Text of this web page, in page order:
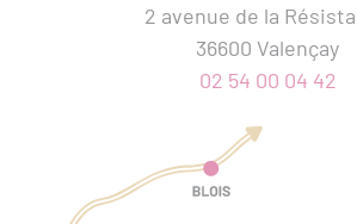
2 avenue de la
36600 Valençay
02 54 00 04 42